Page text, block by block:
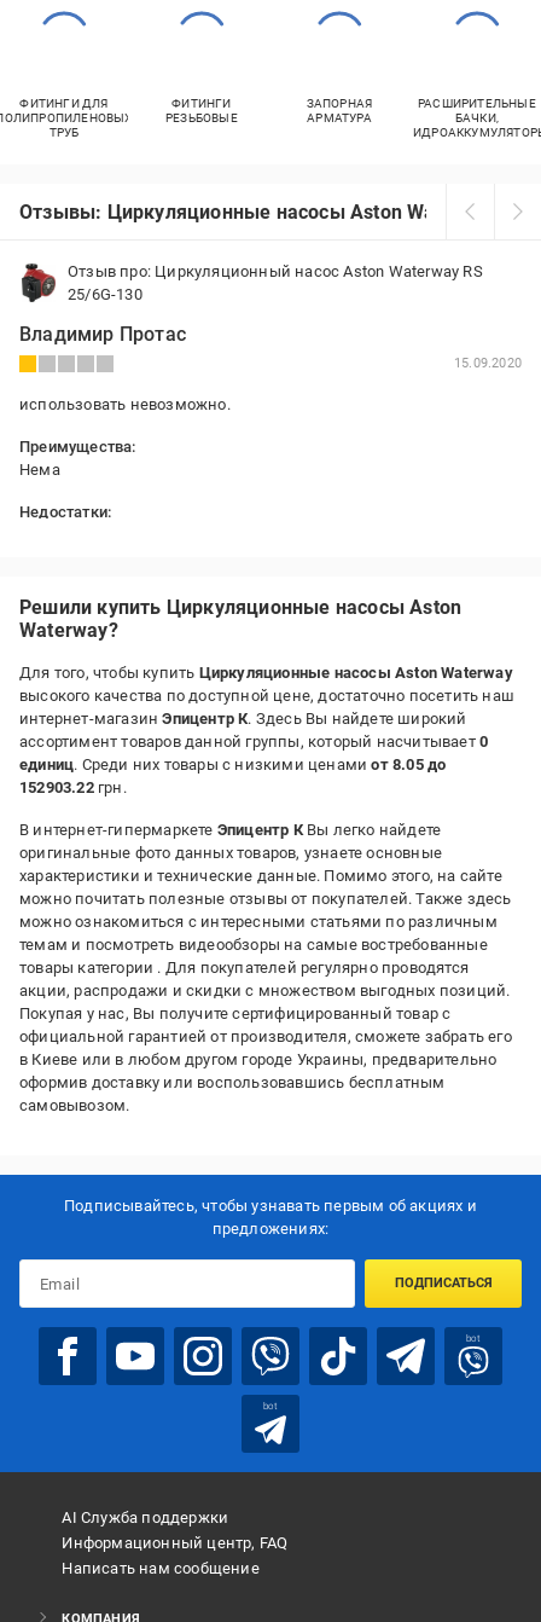
ФИТИНГИ ДЛЯ
ТРУБ
ФИТИНГИ
РЕЗЬБОВЫЕ
ЗАПОРНАЯ
АРМАТУРА
РАСШИРИТЕЛЬНЫЕ
БАЧКИ,
Отзывы: Циркуляционные насосы Aston Waterway
Отзыв про: Циркуляционный насос Aston Waterway RS
25/6G-130
Владимир Протас
15.09.2020
использовать невозможно.
Преимущества:
Нема
Недостатки:
Решили купить Циркуляционные насосы Aston
Waterway?
Для того, чтобы купить Циркуляционные насосы Aston Waterway
высокого качества по доступной цене, достаточно посетить наш
интернет-магазинЭпицентр К. Здесь Вы найдете широкий
ассортимент товаров данной группы, который насчитывает0
единиц. Среди них товары с низкими ценамиот 8.05 до
152903.22грн.
В интернет-гипермаркете Эпицентр КВы легко найдете
оригинальные фото данных товаров, узнаете основные
характеристики и технические данные. Помимо этого, на сайте
можно почитать полезные отзывы от покупателей. Также здесь
можно ознакомиться с интересными статьями по различным
темам и посмотреть видеообзоры на самые востребованные
товары категории . Для покупателей регулярно проводятся
акции, распродажи и скидки с множеством выгодных позиций.
Покупая у нас, Вы получите сертифицированный товар с
официальной гарантией от производителя, сможете забрать его
в Киеве или в любом другом городе Украины, предварительно
оформив доставку или воспользовавшись бесплатным
самовывозом.
Подписывайтесь, чтобы узнавать первым об акцияx и
предложениях:
ПОДПИСАТЬСЯ
bot
bot
AI Служба поддержки
Информационный центр, FAQ
Написать нам сообщение